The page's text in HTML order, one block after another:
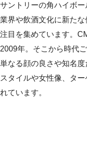
サントリーの角ハイボ
業界や飲酒文化に新た
注目を集めています。
2009年。そこから時代
単なる顔の良さや知名
スタイルや女性像、タ
れています。